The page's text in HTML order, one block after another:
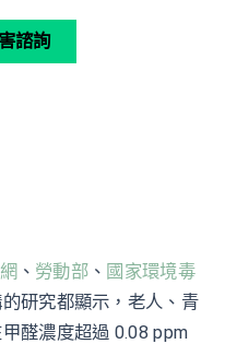
諮詢
、 勞動部 、 國家環境毒
研究都顯示，老人、青
醛濃度超過 0.08 ppm